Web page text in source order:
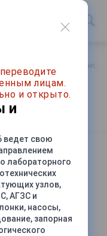
заземления
лицам.
и открыто.
и
ведет свою
лабораторного
узлов,
АГЗС и
насосы,
запорная